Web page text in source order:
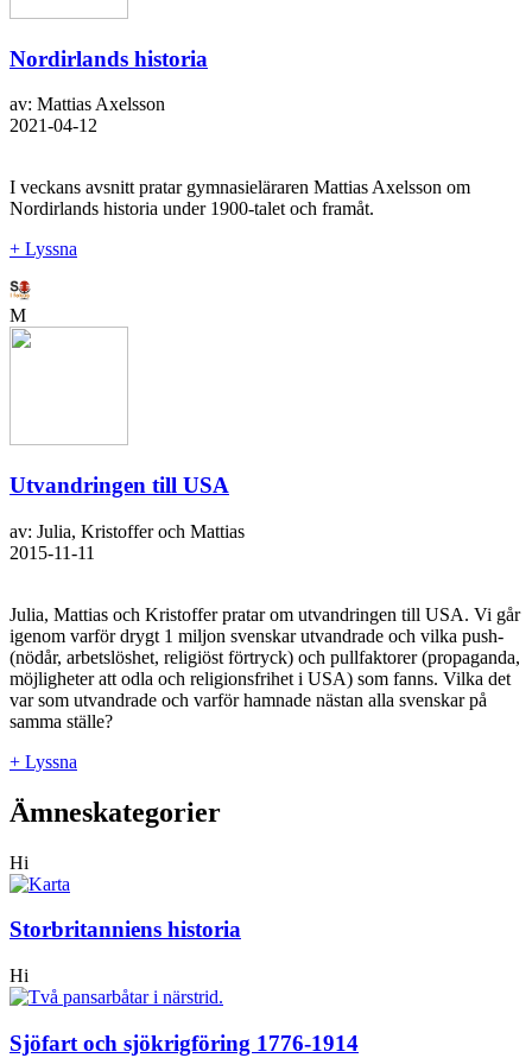
Nordirlands historia
av: Mattias Axelsson
2021-04-12
I veckans avsnitt pratar gymnasieläraren Mattias Axelsson om
Nordirlands historia under 1900-talet och framåt.
+ Lyssna
M
Utvandringen till USA
av: Julia, Kristoffer och Mattias
2015-11-11
Julia, Mattias och Kristoffer pratar om utvandringen till USA. Vi går
igenom varför drygt 1 miljon svenskar utvandrade och vilka push-
(nödår, arbetslöshet, religiöst förtryck) och pullfaktorer (propaganda,
möjligheter att odla och religionsfrihet i USA) som fanns. Vilka det
var som utvandrade och varför hamnade nästan alla svenskar på
samma ställe?
+ Lyssna
Ämneskategorier
Hi
Storbritanniens historia
Hi
Sjöfart och sjökrigföring 1776-1914